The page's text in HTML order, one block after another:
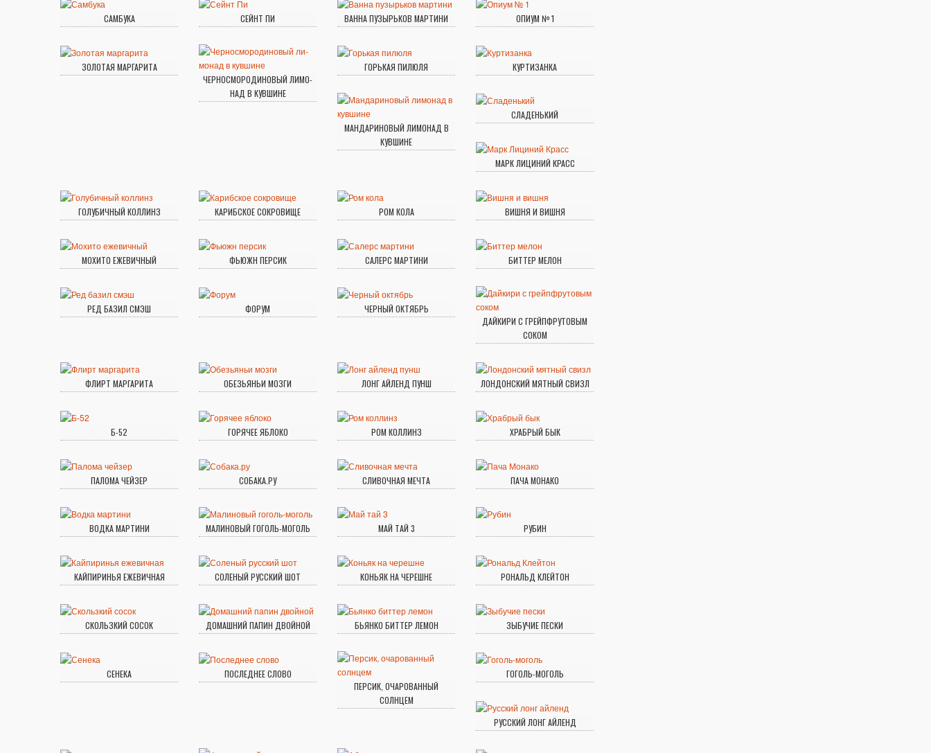
САМБУКА СЕЙНТ ПИ ВАННА ПУЗЫРЬКОВ МАРТИНИ ОПИУМ № 1
ЗОЛОТАЯ МАРГАРИТА
ЧЕР­НО­СМО­РО­ДИ­НО­ВЫЙ ЛИ­МО­
НАД В КУВ­ШИ­НЕ
ГОРЬКАЯ ПИЛЮЛЯ КУРТИЗАНКА
МАНДАРИНОВЫЙ ЛИМОНАД В
КУВШИНЕ
СЛАДЕНЬКИЙ
МАРК ЛИЦИНИЙ КРАСС
ГОЛУБИЧНЫЙ КОЛЛИНЗ КАРИБСКОЕ СОКРОВИЩЕ РОМ КОЛА ВИШНЯ И ВИШНЯ
МОХИТО ЕЖЕВИЧНЫЙ ФЬЮЖН ПЕРСИК САЛЕРС МАРТИНИ БИТТЕР МЕЛОН
РЕД БАЗИЛ СМЭШ ФОРУМ
ЧЕРНЫЙ ОКТЯБРЬ
ДАЙКИРИ С ГРЕЙПФРУТОВЫМ
СОКОМ
ФЛИРТ МАРГАРИТА ОБЕЗЬЯНЬИ МОЗГИ ЛОНГ АЙЛЕНД ПУНШ ЛОНДОНСКИЙ МЯТНЫЙ СВИЗЛ
Б-52 ГОРЯЧЕЕ ЯБЛОКО РОМ КОЛЛИНЗ ХРАБРЫЙ БЫК
ПАЛОМА ЧЕЙЗЕР СОБАКА.РУ СЛИВОЧНАЯ МЕЧТА ПАЧА МОНАКО
ВОДКА МАРТИНИ МАЛИНОВЫЙ ГОГОЛЬ-МОГОЛЬ МАЙ ТАЙ 3 РУБИН
КАЙПИРИНЬЯ ЕЖЕВИЧНАЯ СОЛЕНЫЙ РУССКИЙ ШОТ КОНЬЯК НА ЧЕРЕШНЕ РОНАЛЬД КЛЕЙТОН
СКОЛЬЗКИЙ СОСОК ДОМАШНИЙ ПАПИН ДВОЙНОЙ БЬЯНКО БИТТЕР ЛЕМОН ЗЫБУЧИЕ ПЕСКИ
СЕНЕКА
ПОСЛЕДНЕЕ СЛОВО
ПЕРСИК, ОЧАРОВАННЫЙ
СОЛНЦЕМ
ГОГОЛЬ-МОГОЛЬ
РУССКИЙ ЛОНГ АЙЛЕНД